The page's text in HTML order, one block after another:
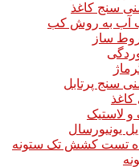
سنج کاغذ
آب به روش کب
ساز
سنج پرتابل
و لاستیک
یونیورسال
تست کشش تک ستونه